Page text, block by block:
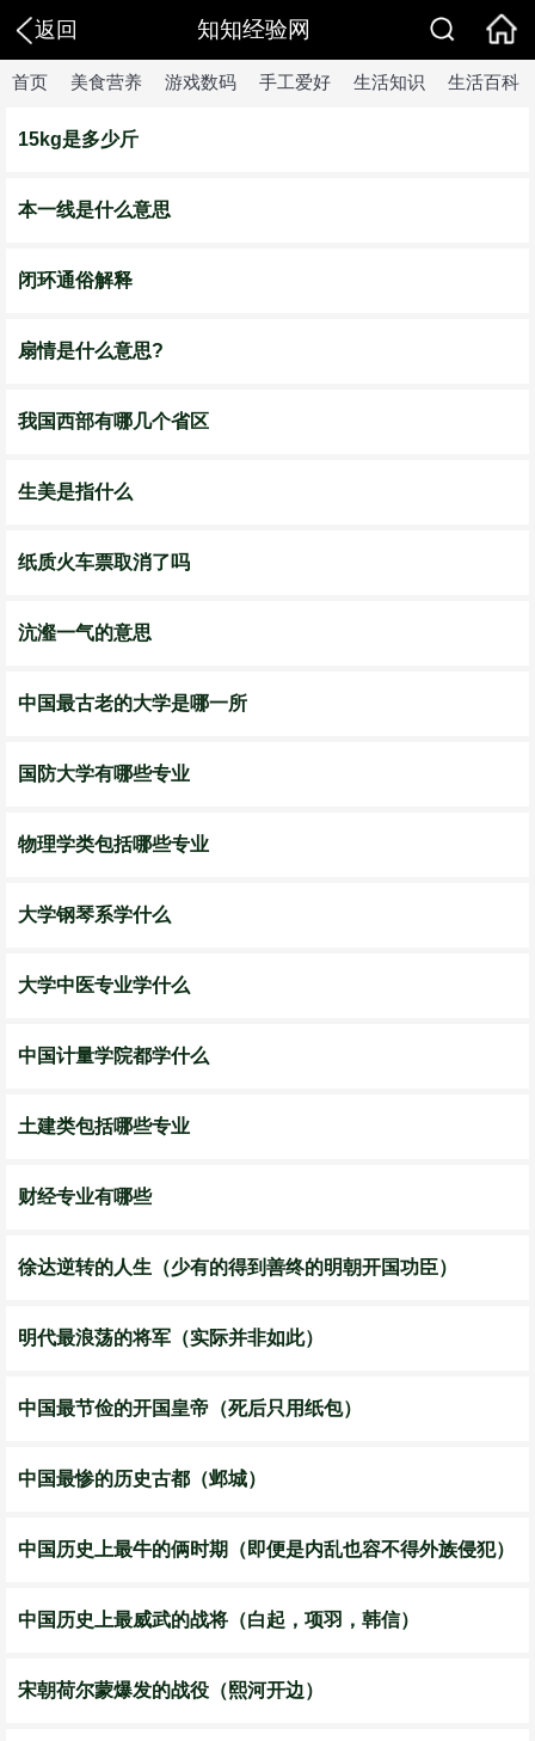
返回 知知经验网
首页 美食营养 游戏数码 手工爱好 生活知识 生活百科
15kg是多少斤
本一线是什么意思
闭环通俗解释
扇情是什么意思?
我国西部有哪几个省区
生美是指什么
纸质火车票取消了吗
沆瀣一气的意思
中国最古老的大学是哪一所
国防大学有哪些专业
物理学类包括哪些专业
大学钢琴系学什么
大学中医专业学什么
中国计量学院都学什么
土建类包括哪些专业
财经专业有哪些
徐达逆转的人生（少有的得到善终的明朝开国功臣）
明代最浪荡的将军（实际并非如此）
中国最节俭的开国皇帝（死后只用纸包）
中国最惨的历史古都（邺城）
中国历史上最牛的俩时期（即便是内乱也容不得外族侵犯）
中国历史上最威武的战将（白起，项羽，韩信）
宋朝荷尔蒙爆发的战役（熙河开边）